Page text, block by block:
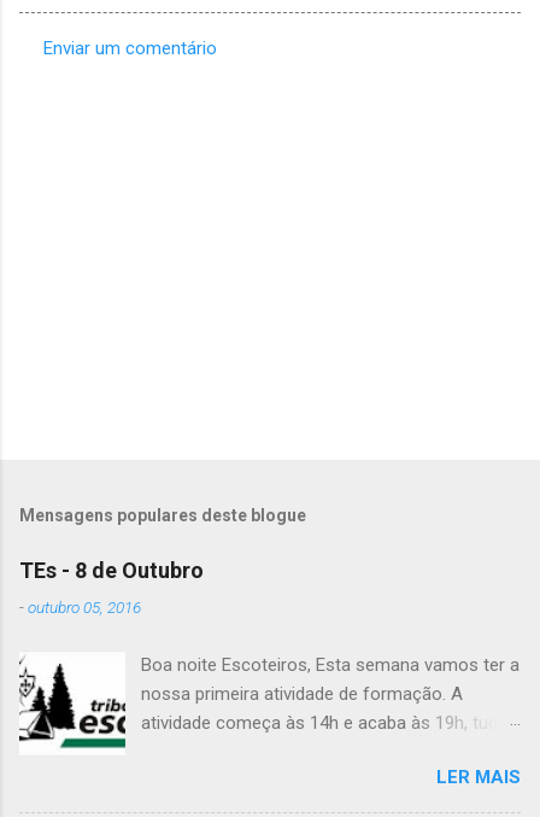
Enviar um comentário
Mensagens populares deste blogue
TEs - 8 de Outubro
-outubro 05, 2016
Boa noite Escoteiros, Esta semana vamos ter a
nossa primeira atividade de formação. A
atividade começa às 14h e acaba às 19h, tudo
lanche (não pode ser dinheiro!), água, papel e
caneta. Para a Diana, a Inês, o Dawton,
LER MAIS